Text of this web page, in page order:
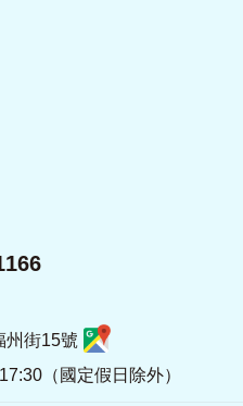
州街15號
（國定假日除外）